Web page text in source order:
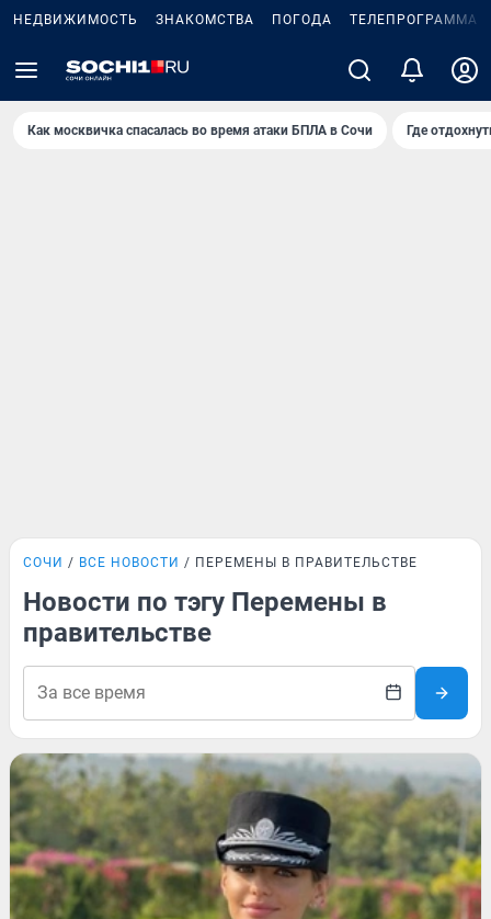
НЕДВИЖИМОСТЬ ЗНАКОМСТВА ПОГОДА ТЕЛЕПРОГРАММА
Как москвичка спасалась во время атаки БПЛА в Сочи Где
СОЧИ ВСЕ НОВОСТИ ПЕРЕМЕНЫ В ПРАВИТЕЛЬСТВЕ
Новости по тэгу Перемены в
правительстве